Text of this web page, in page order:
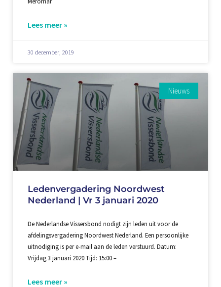
Lees meer »
30 december, 2019
Nieuws
Ledenvergadering Noordwest
Nederland | Vr 3 januari 2020
De Nederlandse Vissersbond nodigt zijn leden uit voor de
afdelingsvergadering Noordwest Nederland. Een persoonlijke
uitnodiging is per e-mail aan de leden verstuurd. Datum:
Vrijdag 3 januari 2020 Tijd: 15:00 –
Lees meer »